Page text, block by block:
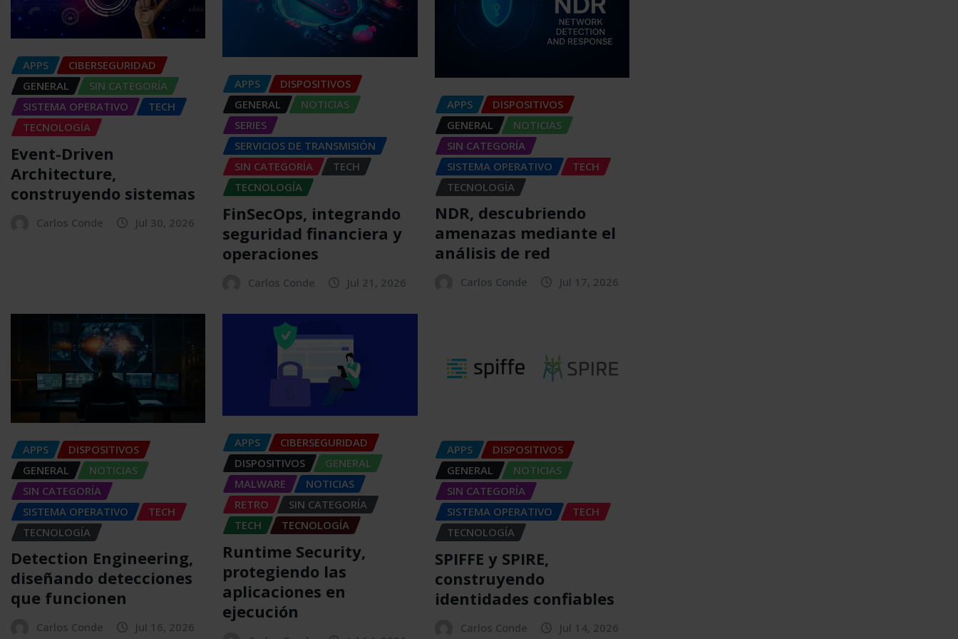
APPS
CIBERSEGURIDAD
GENERAL
SIN CATEGORÍA
SISTEMA OPERATIVO
TECH
TECNOLOGÍA
Event-Driven
Architecture,
construyendo sistemas
Carlos Conde Jul 30, 2026
APPS
DISPOSITIVOS
GENERAL
NOTICIAS
SERIES
SERVICIOS DE TRANSMISIÓN
SIN CATEGORÍA
TECH
TECNOLOGÍA
FinSecOps, integrando
seguridad financiera y
operaciones
Carlos Conde Jul 21, 2026
APPS
DISPOSITIVOS
GENERAL
NOTICIAS
SIN CATEGORÍA
SISTEMA OPERATIVO
TECH
TECNOLOGÍA
NDR, descubriendo
amenazas mediante el
análisis de red
Carlos Conde Jul 17, 2026
APPS
DISPOSITIVOS
GENERAL
NOTICIAS
SIN CATEGORÍA
SISTEMA OPERATIVO
TECH
TECNOLOGÍA
Detection Engineering,
diseñando detecciones
que funcionen
Carlos Conde Jul 16, 2026
APPS
CIBERSEGURIDAD
DISPOSITIVOS
GENERAL
MALWARE
NOTICIAS
RETRO
SIN CATEGORÍA
TECH
TECNOLOGÍA
Runtime Security,
protegiendo las
aplicaciones en
ejecución
APPS
DISPOSITIVOS
GENERAL
NOTICIAS
SIN CATEGORÍA
SISTEMA OPERATIVO
TECH
TECNOLOGÍA
SPIFFE y SPIRE,
construyendo
identidades confiables
Carlos Conde Jul 14, 2026